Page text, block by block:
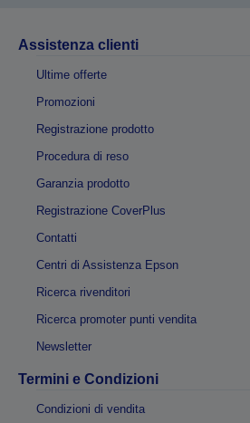
Assistenza clienti
Ultime offerte
Promozioni
Registrazione prodotto
Procedura di reso
Garanzia prodotto
Registrazione CoverPlus
Contatti
Centri di Assistenza Epson
Ricerca rivenditori
Ricerca promoter punti vendita
Newsletter
Termini e Condizioni
Condizioni di vendita